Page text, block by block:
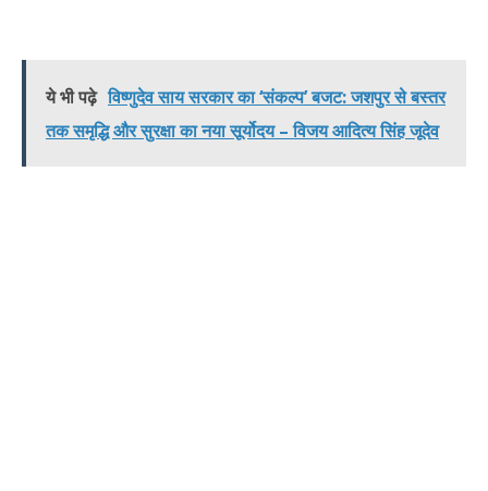
ये भी पढ़े विष्णुदेव साय सरकार का ‘संकल्प’ बजट: जशपुर से बस्तर
तक समृद्धि और सुरक्षा का नया सूर्योदय – विजय आदित्य सिंह जूदेव